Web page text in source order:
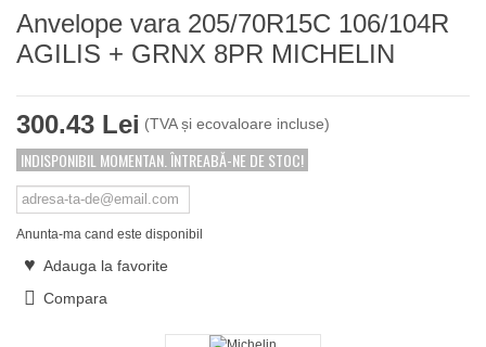
Anvelope vara 205/70R15C 106/104R
AGILIS + GRNX 8PR MICHELIN
300.43 Lei (TVA și ecovaloare incluse)
INDISPONIBIL MOMENTAN. ÎNTREABĂ-NE DE STOC!
Anunta-ma cand este disponibil
Adauga la favorite
Compara